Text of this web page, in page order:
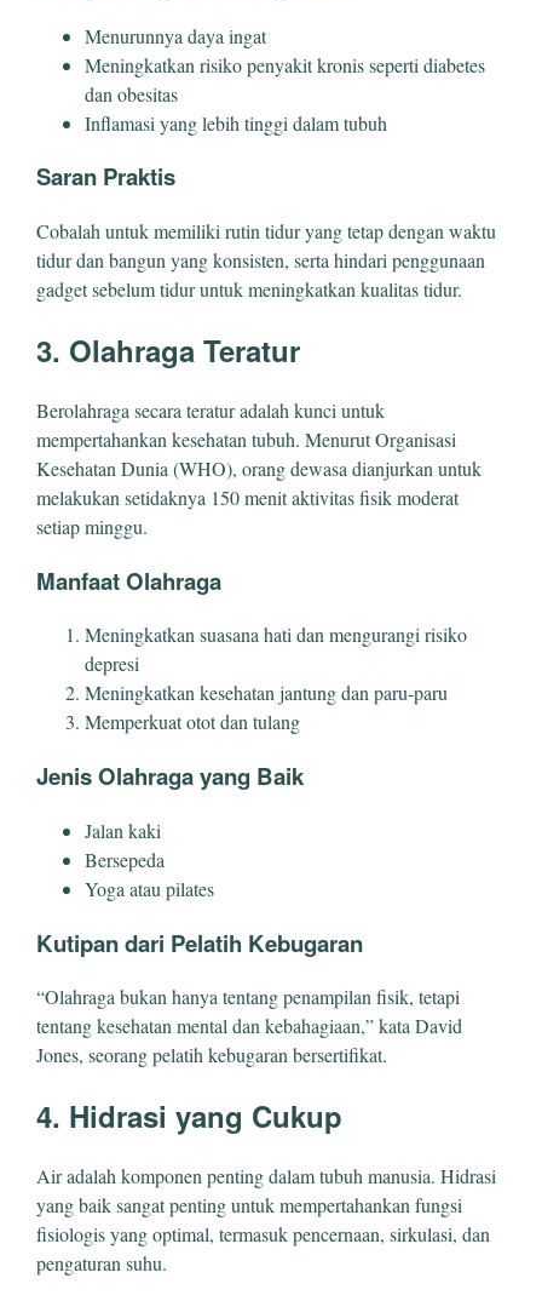
Menurunnya daya ingat
Meningkatkan risiko penyakit kronis seperti diabetes
dan obesitas
Inflamasi yang lebih tinggi dalam tubuh
Saran Praktis
Cobalah untuk memiliki rutin tidur yang tetap dengan waktu
tidur dan bangun yang konsisten, serta hindari penggunaan
gadget sebelum tidur untuk meningkatkan kualitas tidur.
3. Olahraga Teratur
Berolahraga secara teratur adalah kunci untuk
mempertahankan kesehatan tubuh. Menurut Organisasi
Kesehatan Dunia (WHO), orang dewasa dianjurkan untuk
melakukan setidaknya 150 menit aktivitas fisik moderat
setiap minggu.
Manfaat Olahraga
Meningkatkan suasana hati dan mengurangi risiko
depresi
Meningkatkan kesehatan jantung dan paru-paru
Memperkuat otot dan tulang
Jenis Olahraga yang Baik
Jalan kaki
Bersepeda
Yoga atau pilates
Kutipan dari Pelatih Kebugaran
“Olahraga bukan hanya tentang penampilan fisik, tetapi
tentang kesehatan mental dan kebahagiaan,” kata David
Jones, seorang pelatih kebugaran bersertifikat.
4. Hidrasi yang Cukup
Air adalah komponen penting dalam tubuh manusia. Hidrasi
yang baik sangat penting untuk mempertahankan fungsi
fisiologis yang optimal, termasuk pencernaan, sirkulasi, dan
pengaturan suhu.